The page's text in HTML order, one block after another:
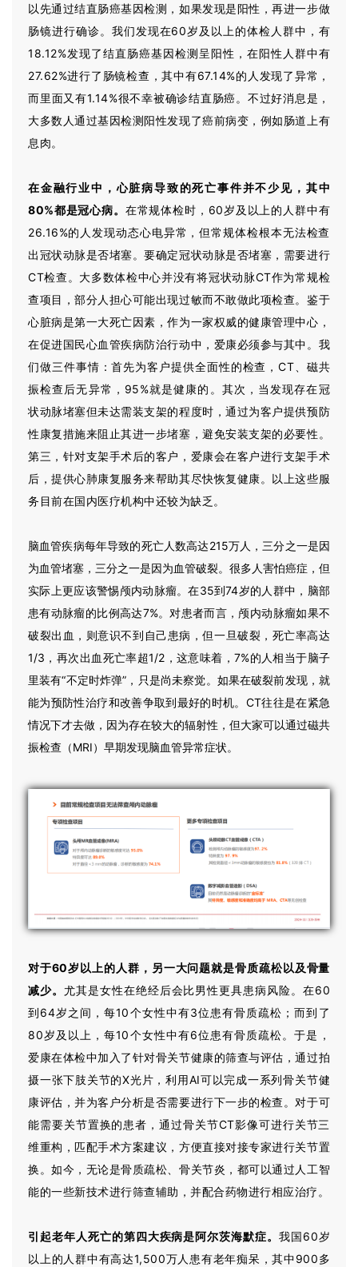
以先通过结直肠癌基因检测，如果发现是阳性，再进一步做
肠镜进行确诊。我们发现在60岁及以上的体检人群中，有
18.12%发现了结直肠癌基因检测呈阳性，在阳性人群中有
27.62%进行了肠镜检查，其中有67.14%的人发现了异常，
而里面又有1.14%很不幸被确诊结直肠癌。不过好消息是，
大多数人通过基因检测阳性发现了癌前病变，例如肠道上有
息肉。
在金融行业中，心脏病导致的死亡事件并不少见，其中
80%都是冠心病。 在常规体检时，60岁及以上的人群中有
26.16%的人发现动态心电异常，但常规体检根本无法检查
出冠状动脉是否堵塞。要确定冠状动脉是否堵塞，需要进行
CT检查。大多数体检中心并没有将冠状动脉CT作为常规检
查项目，部分人担心可能出现过敏而不敢做此项检查。鉴于
心脏病是第一大死亡因素，作为一家权威的健康管理中心，
在促进国民心血管疾病防治行动中，爱康必须参与其中。我
们做三件事情：首先为客户提供全面性的检查，CT、磁共
振检查后无异常，95%就是健康的。其次，当发现存在冠
状动脉堵塞但未达需装支架的程度时，通过为客户提供预防
性康复措施来阻止其进一步堵塞，避免安装支架的必要性。
第三，针对支架手术后的客户，爱康会在客户进行支架手术
后，提供心肺康复服务来帮助其尽快恢复健康。以上这些服
务目前在国内医疗机构中还较为缺乏。
脑血管疾病每年导致的死亡人数高达215万人，三分之一是因
为血管堵塞，三分之一是因为血管破裂。很多人害怕癌症，但
实际上更应该警惕颅内动脉瘤。在35到74岁的人群中，脑部
患有动脉瘤的比例高达7%。对患者而言，颅内动脉瘤如果不
破裂出血，则意识不到自己患病，但一旦破裂，死亡率高达
1/3，再次出血死亡率超1/2，这意味着，7%的人相当于脑子
里装有“不定时炸弹”，只是尚未察觉。如果在破裂前发现，就
能为预防性治疗和改善争取到最好的时机。CT往往是在紧急
情况下才去做，因为存在较大的辐射性，但大家可以通过磁共
振检查（MRI）早期发现脑血管异常症状。
对于60岁以上的人群，另一大问题就是骨质疏松以及骨量
减少。 尤其是女性在绝经后会比男性更具患病风险。在60
到64岁之间，每10个女性中有3位患有骨质疏松；而到了
80岁及以上，每10个女性中有6位患有骨质疏松。于是，
爱康在体检中加入了针对骨关节健康的筛查与评估，通过拍
摄一张下肢关节的X光片，利用AI可以完成一系列骨关节健
康评估，并为客户分析是否需要进行下一步的检查。对于可
能需要关节置换的患者，通过骨关节CT影像可进行关节三
维重构，匹配手术方案建议，方便直接对接专家进行关节置
换。如今，无论是骨质疏松、骨关节炎，都可以通过人工智
能的一些新技术进行筛查辅助，并配合药物进行相应治疗。
引起老年人死亡的第四大疾病是阿尔茨海默症。我国60岁
以上的人群中有高达1,500万人患有老年痴呆，其中900多